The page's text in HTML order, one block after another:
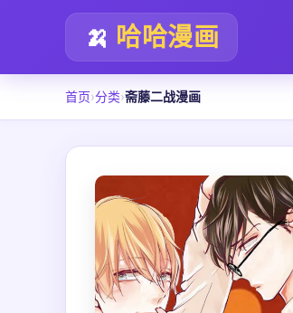
🍌 哈哈漫画
首页›分类›斋藤二战漫画